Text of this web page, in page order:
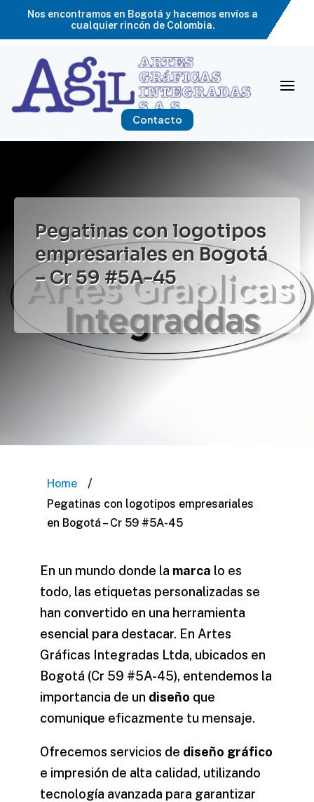
Nos encontramos en Bogotá y hacemos envíos a
cualquier rincón de Colombia.
Contacto
Pegatinas con logotipos
empresariales en Bogotá
– Cr 59 #5A-45
Home /
Pegatinas con logotipos empresariales
en Bogotá – Cr 59 #5A-45
En un mundo donde la marca lo es
todo, las etiquetas personalizadas se
han convertido en una herramienta
esencial para destacar. En Artes
Gráficas Integradas Ltda, ubicados en
Bogotá (Cr 59 #5A-45), entendemos la
importancia de un diseño que
comunique eficazmente tu mensaje.
Ofrecemos servicios de diseño gráfico
e impresión de alta calidad, utilizando
tecnología avanzada para garantizar